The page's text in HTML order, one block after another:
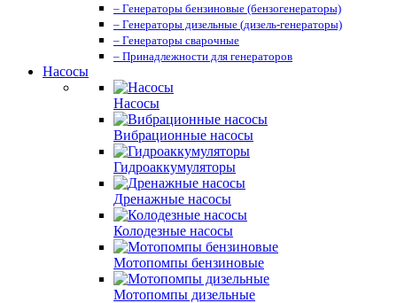
– Генераторы бензиновые (бензогенераторы)
– Генераторы дизельные (дизель-генераторы)
– Генераторы сварочные
– Принадлежности для генераторов
Насосы
Насосы
Вибрационные насосы
Гидроаккумуляторы
Дренажные насосы
Колодезные насосы
Мотопомпы бензиновые
Мотопомпы дизельные